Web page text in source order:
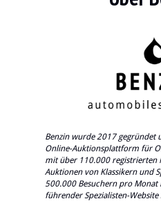
Benzin wurde 2017 gegründet
Online-Auktionsplattform für
mit über 110.000 registrierten
Auktionen von Klassikern und
500.000 Besuchern pro Monat
führender Spezialisten-